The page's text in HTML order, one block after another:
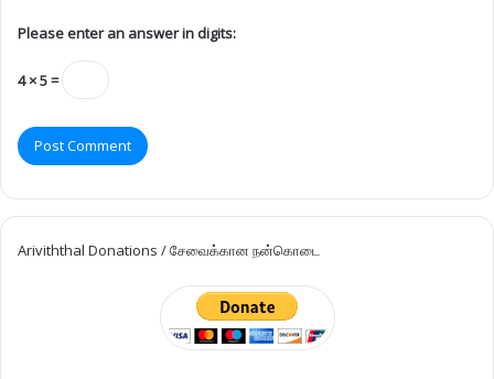
Please enter an answer in digits:
4 × 5 =
Ariviththal Donations / சேவைக்கான நன்கொடை